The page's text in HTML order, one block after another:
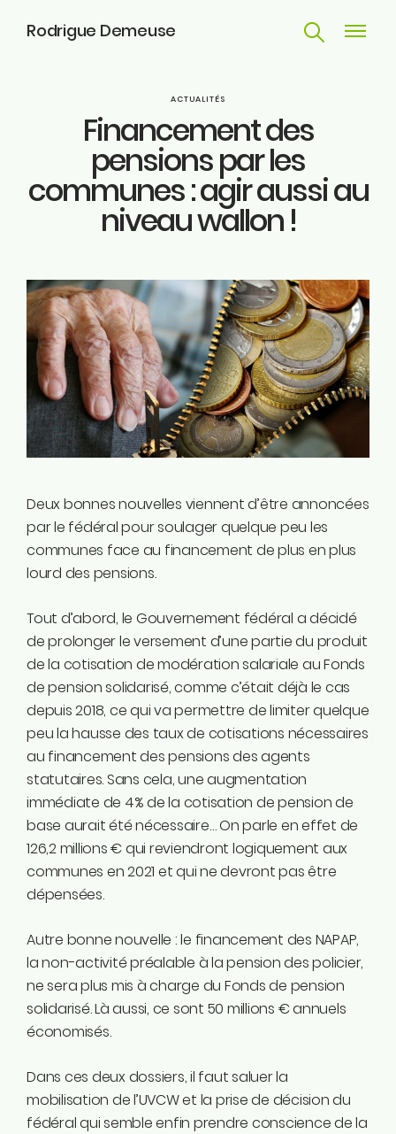
Rodrigue Demeuse
Parcours
Engagements
Actualités
Contact
ME SUIVRE
Facebook
Instagram
Linkedin
Tiktok
Youtube
Ecolo.be
Rodrigue Demeuse
12/51 Avenue de Batta
4500 Huy
Téléphone
0494/90.59.19
Email
rodrigue.demeuse@ecolo.be
ACTUALITÉS
Financement des
pensions par les
communes : agir aussi au
niveau wallon !
Deux bonnes nouvelles viennent d’être annoncées
par le fédéral pour soulager quelque peu les
communes face au financement de plus en plus
lourd des pensions.
Tout d’abord, le Gouvernement fédéral a décidé
de prolonger le versement d’une partie du produit
de la cotisation de modération salariale au Fonds
de pension solidarisé, comme c’était déjà le cas
depuis 2018, ce qui va permettre de limiter quelque
peu la hausse des taux de cotisations nécessaires
au financement des pensions des agents
statutaires. Sans cela, une augmentation
immédiate de 4% de la cotisation de pension de
base aurait été nécessaire… On parle en effet de
126,2 millions € qui reviendront logiquement aux
communes en 2021 et qui ne devront pas être
dépensées.
Autre bonne nouvelle : le financement des NAPAP,
la non-activité préalable à la pension des policier,
ne sera plus mis à charge du Fonds de pension
solidarisé. Là aussi, ce sont 50 millions € annuels
économisés.
Dans ces deux dossiers, il faut saluer la
mobilisation de l’UVCW et la prise de décision du
fédéral qui semble enfin prendre conscience de la